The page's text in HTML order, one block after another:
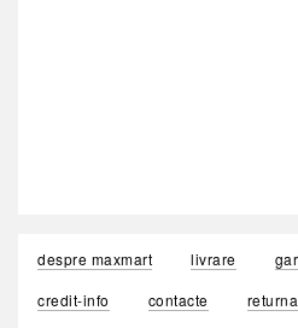
despre maxmart livrare
credit-info
contacte